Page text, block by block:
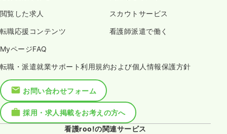
閲覧した求人 スカウトサービス
転職応援コンテンツ 看護師派遣で働く
MyページFAQ
転職・派遣就業サポート利用規約および個人情報保護方針
お問い合わせフォーム
採用・求人掲載をお考えの方へ
看護roo!の関連サービス